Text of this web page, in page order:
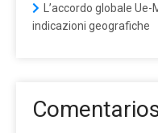
L’accordo globale
indicazioni geografiche